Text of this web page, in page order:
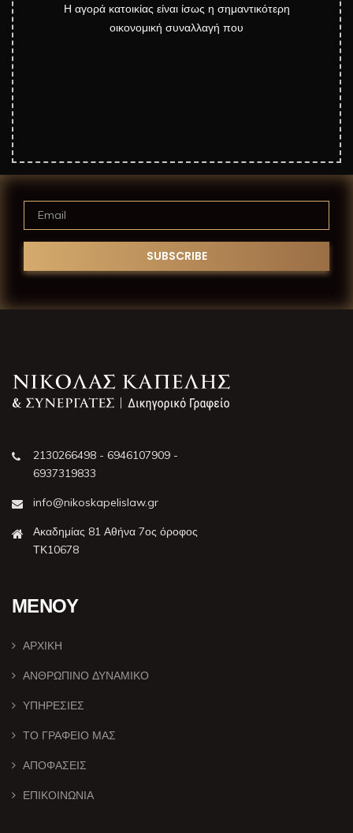
Η αγορά κατοικίας είναι ίσως η σημαντικότερη
οικονομική συναλλαγή που
2130266498 - 6946107909 -
6937319833
info@nikoskapelislaw.gr
Ακαδημίας 81 Αθήνα 7ος όροφος
ΤΚ10678
ΜΕΝΟΥ
ΑΡΧΙΚΗ
ΑΝΘΡΩΠΙΝΟ ΔΥΝΑΜΙΚΟ
ΥΠΗΡΕΣΙΕΣ
ΤΟ ΓΡΑΦΕΙΟ ΜΑΣ
ΑΠΟΦΑΣΕΙΣ
ΕΠΙΚΟΙΝΩΝΙΑ